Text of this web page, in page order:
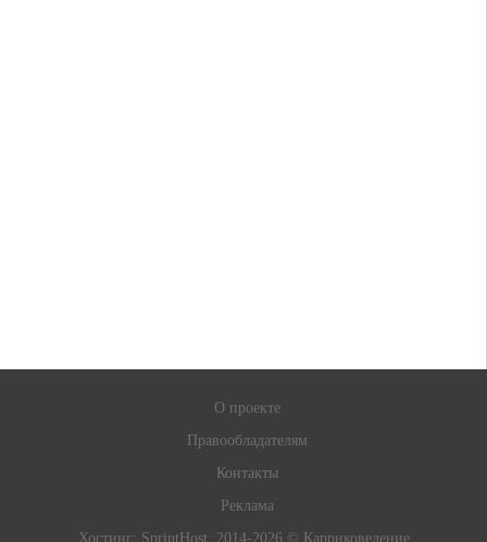
О проекте
Правообладателям
Контакты
Реклама
Хостинг: SprintHost; 2014-2026 © Карриковедение